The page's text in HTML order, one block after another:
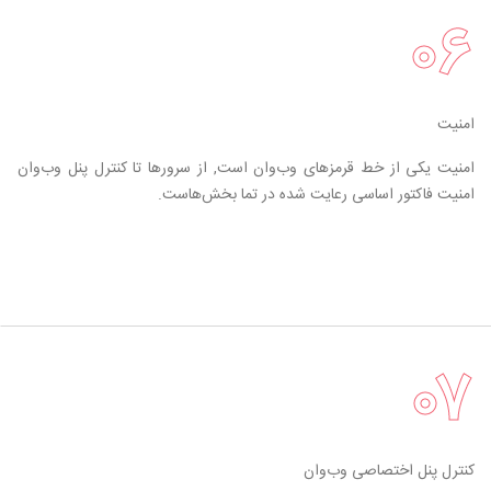
۰۶
امنیت
امنیت یکی از خط قرمزهای وب‌وان است, از سرورها تا کنترل پنل وب‌وان
امنیت فاکتور اساسی رعایت شده در تما بخش‌هاست.
۰۷
کنترل پنل اختصاصی وب‌وان